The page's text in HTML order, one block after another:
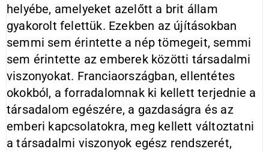
helyébe, amelyeket azelőtt a brit állam
gyakorolt felettük. Ezekben az újításokban
semmi sem érintette a nép tömegeit, semmi
sem érintette az emberek közötti társadalmi
viszonyokat. Franciaországban, ellentétes
okokból, a forradalomnak ki kellett terjednie a
társadalom egészére, a gazdaságra és az
emberi kapcsolatokra, meg kellett változtatni
a társadalmi viszonyok egész rendszerét,